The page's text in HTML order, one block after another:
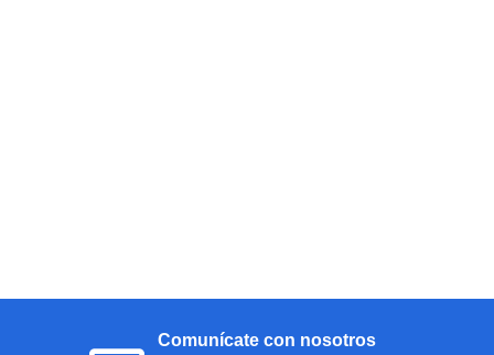
Comunícate con nosotros